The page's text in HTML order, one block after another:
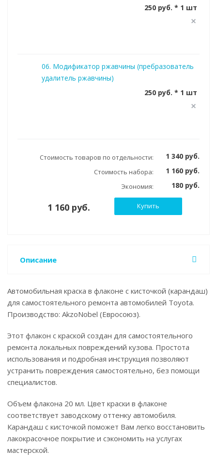
250 руб. * 1 шт
06. Модификатор ржавчины (пребразователь
удалитель ржавчины)
250 руб. * 1 шт
Стоимость товаров по отдельности: 1 340 руб.
Стоимость набора: 1 160 руб.
Экономия: 180 руб.
1 160 руб. Купить
Описание
Автомобильная краска в флаконе с кисточкой (карандаш)
для самостоятельного ремонта автомобилей Toyota.
Производство: AkzoNobel (Евросоюз).
Этот флакон с краской создан для самостоятельного
ремонта локальных повреждений кузова. Простота
использования и подробная инструкция позволяют
устранить повреждения самостоятельно, без помощи
специалистов.
Объем флакона 20 мл. Цвет краски в флаконе
соответствует заводскому оттенку автомобиля.
Карандаш с кисточкой поможет Вам легко восстановить
лакокрасочное покрытие и сэкономить на услугах
мастерской.